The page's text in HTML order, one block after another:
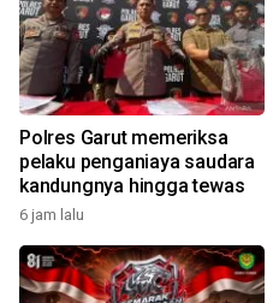
Polres Garut memeriksa
pelaku penganiaya saudara
kandungnya hingga tewas
6 jam lalu